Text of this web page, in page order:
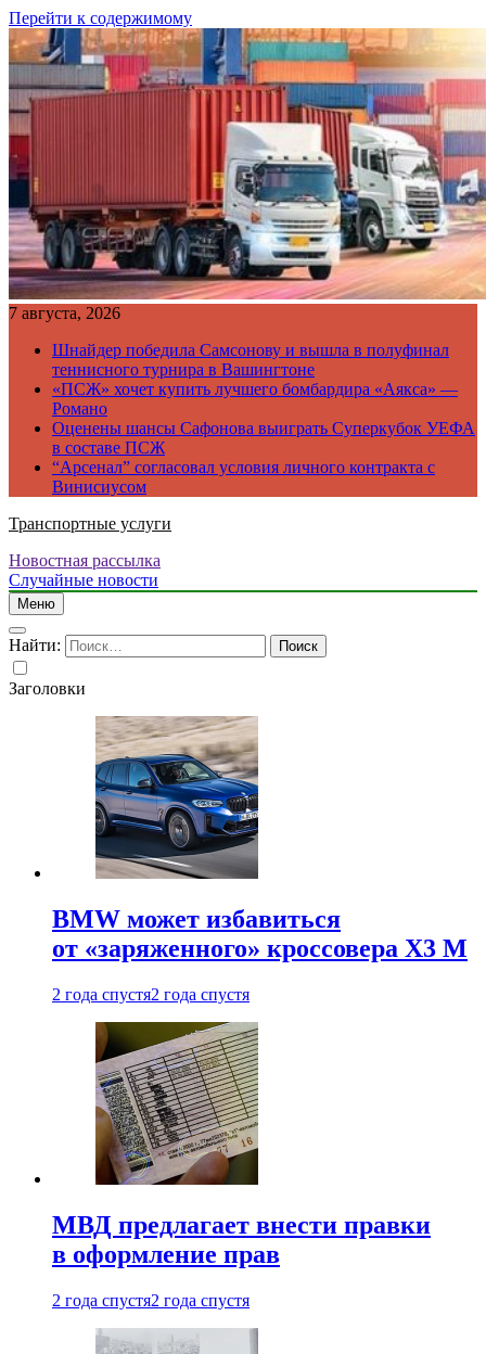
Перейти к содержимому
7 августа, 2026
Шнайдер победила Самсонову и вышла в полуфинал
теннисного турнира в Вашингтоне
«ПСЖ» хочет купить лучшего бомбардира «Аякса» —
Романо
Оценены шансы Сафонова выиграть Суперкубок УЕФА
в составе ПСЖ
“Арсенал” согласовал условия личного контракта с
Винисиусом
Транспортные услуги
Новостная рассылка
Случайные новости
Меню
Найти:
Заголовки
BMW может избавиться
от «заряженного» кроссовера X3 M
2 года спустя2 года спустя
МВД предлагает внести правки
в оформление прав
2 года спустя2 года спустя